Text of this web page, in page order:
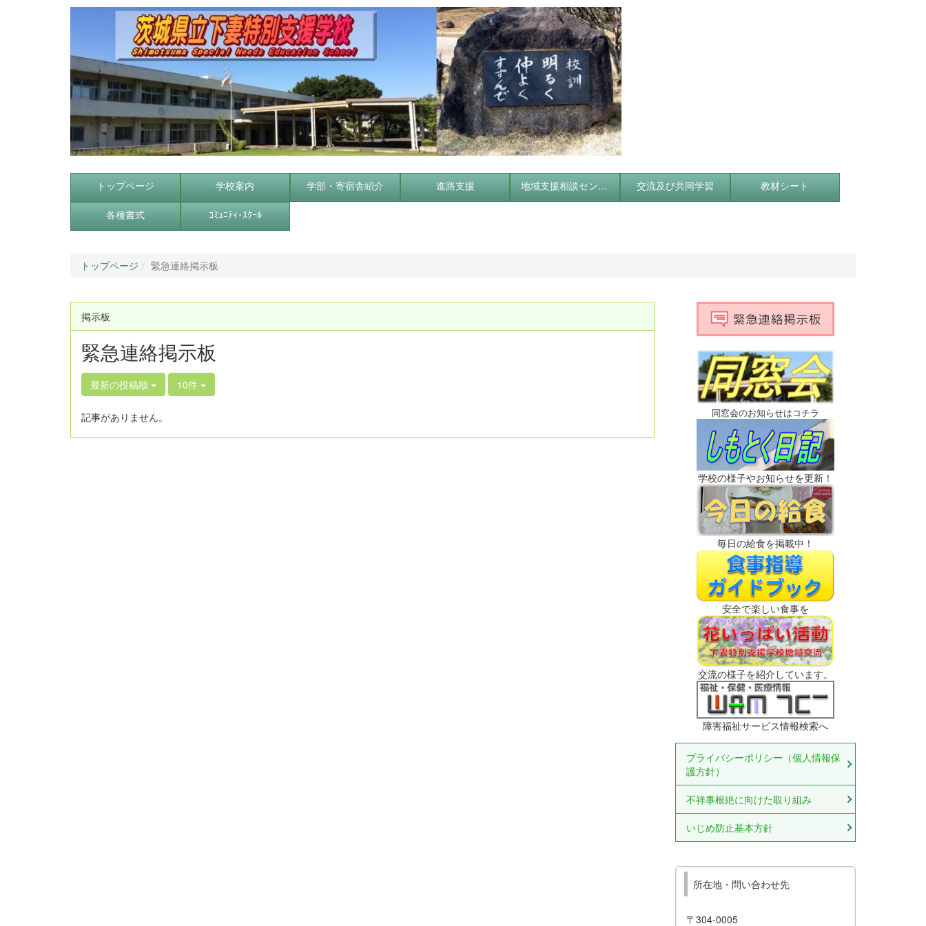
トップページ 学校案内 学部・寄宿舎紹介 進路支援 地域支援相談センター 交流及び共同学習 教材シート
各種書式 ｺﾐｭﾆﾃｨ･ｽｸｰﾙ
トップページ 緊急連絡掲示板
掲示板
緊急連絡掲示板
最新の投稿順 10件
記事がありません。 同窓会のお知らせはコチラ
学校の様子やお知らせを更新！
毎日の給食を掲載中！
安全で楽しい食事を
交流の様子を紹介しています。
障害福祉サービス情報検索へ
プライバシーポリシー（個人情報保
護方針）
不祥事根絶に向けた取り組み
いじめ防止基本方針
所在地・問い合わせ先
〒304-0005